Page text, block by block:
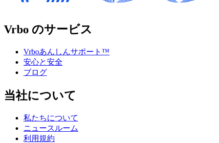
Vrbo のサービス
Vrboあんしんサポート™
安心と安全
ブログ
当社について
私たちについて
ニュースルーム
利用規約